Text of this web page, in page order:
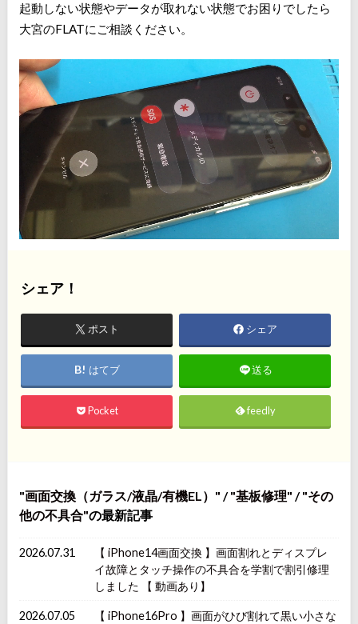
起動しない状態やデータが取れない状態でお困りでしたら
大宮のFLATにご相談ください。
シェア！
ポスト シェア
はてブ 送る
Pocket feedly
画面交換（ガラス/液晶/有機EL） / 基板修理 / その
他の不具合 の最新記事
2026.07.31
【 iPhone14画面交換 】画面割れとディスプレ
イ故障とタッチ操作の不具合を学割で割引修理
しました 【 動画あり】
2026.07.05
【 iPhone16Pro 】画面がひび割れて黒い小さな